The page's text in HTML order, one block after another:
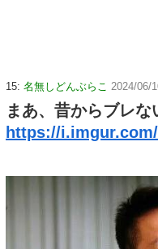
15: 名無しどんぶらこ 2024/06/
まあ、昔からブレな
https://